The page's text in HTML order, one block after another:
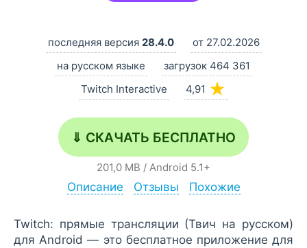
последняя версия 28.4.0
от 27.02.2026
на русском языке
загрузок 464 361
Twitch Interactive
4,91 ★
⇓ СКАЧАТЬ БЕСПЛАТНО
201,0 MB / Android 5.1+
Описание Отзывы Похожие
Twitch: прямые трансляции (Твич на русском)
для Android — это бесплатное приложение для